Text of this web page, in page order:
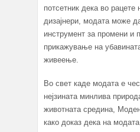
потсетник дека во рацете
дизајнери, модата може
инструмент за промени и
прикажување на
живеење.
Во свет каде модата е
нејзината минлива
животната средина,
како доказ дека на